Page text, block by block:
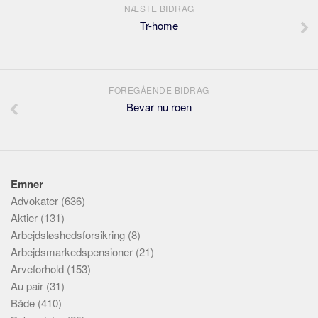
NÆSTE BIDRAG
Tr-home
FOREGÅENDE BIDRAG
Bevar nu roen
Emner
Advokater (636)
Aktier (131)
Arbejdsløshedsforsikring (8)
Arbejdsmarkedspensioner (21)
Arveforhold (153)
Au pair (31)
Både (410)